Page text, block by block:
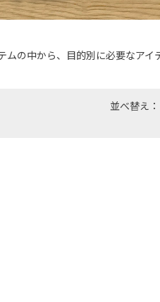
ムの中から、目的別に必要なア
並べ替え：